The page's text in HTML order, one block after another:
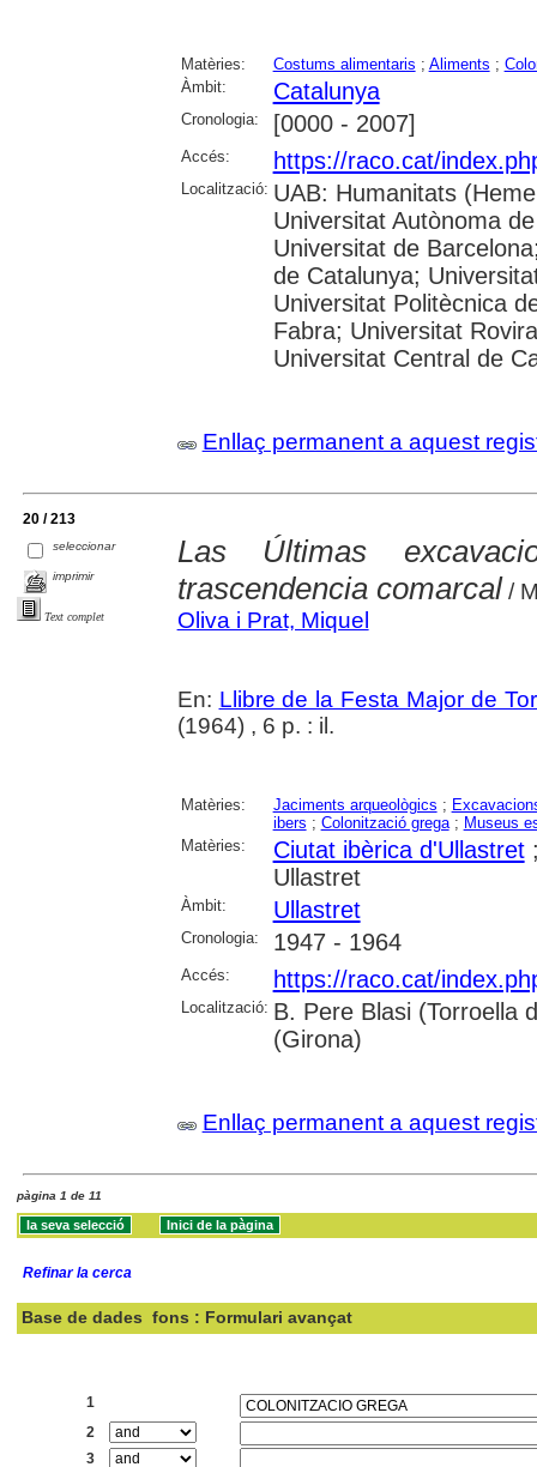
Matèries: Costums alimentaris ; Aliments ;
Àmbit:
Catalunya
Cronologia: [0000 - 2007]
Accés: https://raco.cat/
Localització: UAB: Humanitats
Universitat Autònoma
Universitat de
de Catalunya;
Universitat Politècnica
Fabra; Universitat
Universitat Central de
Enllaç permanent a aquest
20 / 213
seleccionar
imprimir
Text complet
Las Últimas
trascendencia comarcal/
Oliva i Prat, Miquel
En: Llibre de la Festa Major de
(1964) , 6 p. : il.
Matèries: Jaciments arqueològics ;
ibers ; Colonització grega; Museus
Matèries:
Ciutat ibèrica d'Ullastret
Ullastret
Àmbit: Ullastret
Cronologia: 1947 - 1964
Accés: https://raco.cat/
Localització: B. Pere Blasi (Torroella
(Girona)
Enllaç permanent a aquest
pàgina 1 de 11
Refinar la cerca
Base de dades fons : Formulari avançat
1
2
3